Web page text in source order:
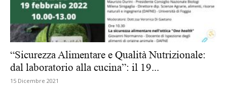
“Sicurezza Alimentare e Qualità Nutrizionale:
dal laboratorio alla cucina”: il 19...
15 Dicembre 2021